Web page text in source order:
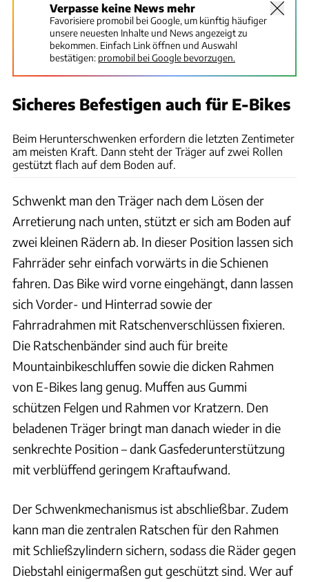
Verpasse keine News mehr
Favorisiere promobil bei Google, um künftig häufiger
unsere neuesten Inhalte und News angezeigt zu
bekommen. Einfach Link öffnen und Auswahl
bestätigen: promobil bei Google bevorzugen.
Sicheres Befestigen auch für E-Bikes
Ingolf Pompe
Beim Herunterschwenken erfordern die letzten Zentimeter
am meisten Kraft. Dann steht der Träger auf zwei Rollen
gestützt flach auf dem Boden auf.
Schwenkt man den Träger nach dem Lösen der
Arretierung nach unten, stützt er sich am Boden auf
zwei kleinen Rädern ab. In dieser Position lassen sich
Fahrräder sehr einfach vorwärts in die Schienen
fahren. Das Bike wird vorne eingehängt, dann lassen
sich Vorder- und Hinterrad sowie der
Fahrradrahmen mit Ratschenverschlüssen fixieren.
Die Ratschenbänder sind auch für breite
Mountainbikeschluffen sowie die dicken Rahmen
von E-Bikes lang genug. Muffen aus Gummi
schützen Felgen und Rahmen vor Kratzern. Den
beladenen Träger bringt man danach wieder in die
senkrechte Position – dank Gasfederunterstützung
mit verblüffend geringem Kraftaufwand.
Der Schwenkmechanismus ist abschließbar. Zudem
kann man die zentralen Ratschen für den Rahmen
mit Schließzylindern sichern, sodass die Räder gegen
Diebstahl einigermaßen gut geschützt sind. Wer auf